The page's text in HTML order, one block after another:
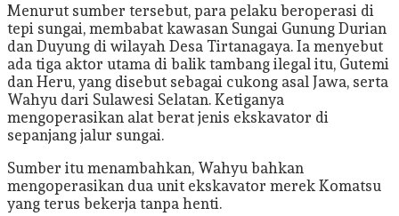
Menurut sumber tersebut, para pelaku beroperasi di
tepi sungai, membabat kawasan Sungai Gunung Durian
dan Duyung di wilayah Desa Tirtanagaya. Ia menyebut
ada tiga aktor utama di balik tambang ilegal itu, Gutemi
dan Heru, yang disebut sebagai cukong asal Jawa, serta
Wahyu dari Sulawesi Selatan. Ketiganya
mengoperasikan alat berat jenis ekskavator di
sepanjang jalur sungai.
Sumber itu menambahkan, Wahyu bahkan
mengoperasikan dua unit ekskavator merek Komatsu
yang terus bekerja tanpa henti.